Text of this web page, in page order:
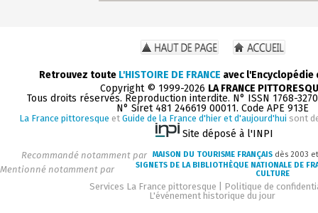
Retrouvez toute L'HISTOIRE DE FRANCE avec
Copyright © 1999-2026 LA FRANCE
Tous droits réservés. Reproduction interdite. N° ISSN 1768-
N° Siret 481 246619 00011. Code APE 913E
La France pittoresque et Guide de la France d'hier et d'aujourd'hui sont
Site déposé à l'INPI
Recommandé notamment par MAISON DU TOURISME FRANÇAIS dès 2003
Mentionné notamment par
SIGNETS DE LA BIBLIOTHÈQUE NATIONALE DE
CULTURE
Services La France pittoresque
Politique de
L'événement historique du jour